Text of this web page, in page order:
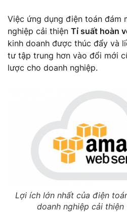
Việc ứng dụng điện toán đám
nghiệp cải thiện Tỉ suất hoàn
kinh doanh được thúc đẩy và
tư tập trung hơn vào đổi mới
lược cho doanh nghiệp.
Lợi ích lớn nhất của điện
doanh nghiệp cải thiện